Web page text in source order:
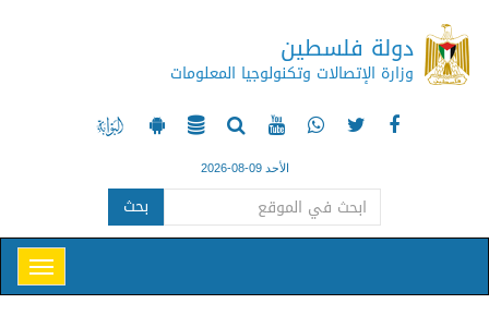
دولة فلسطين
وزارة الإتصالات وتكنولوجيا المعلومات
الأحد 09-08-2026
بحث